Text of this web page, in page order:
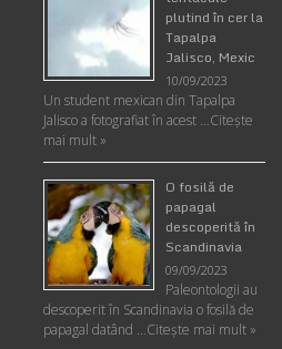
plutind în cer la
Tapalpa
Jalisco, Mexic
10/09/2023
Un student mexican din Tapalpa
Jalisco a fotografiat în acest …Citește
mai mult »
O fosilă de
papagal
descoperită în
Scandinavia
09/09/2023
Paleontologii au
descoperit în Scandinavia o fosilă de
papagal datând …Citește mai mult »